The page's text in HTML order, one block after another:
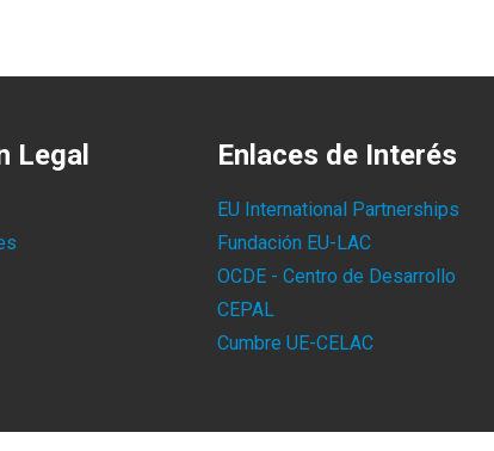
Legal Enlaces de Interés
EU International Partnerships
Fundación EU-LAC
OCDE - Centro de Desarrollo
CEPAL
Cumbre UE-CELAC